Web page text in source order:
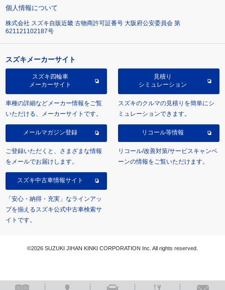
個人情報について
株式会社 スズキ自販近畿 古物商許可証番号 大阪府公安委員会 第
621121102187号
スズキメーカーサイト
スズキ四輪車
メーカーサイト
車種の詳細などメーカー情報をご覧
いただける、メーカーサイトです。
見積り
シミュレーション
スズキのクルマの見積りを簡単にシ
ミュレーションできます。
メールマガジン登録
ご登録いただくと、さまざまな情報
をメールでお届けします。
リコール等情報
リコール/改善対策/サービスキャンペ
ーンの情報をご覧いただけます。
スズキ中古車情報サイト
「安心・納得・充実」なラインアッ
プを揃えるスズキ公式中古車検索サ
イトです。
©2026 SUZUKI JIHAN KINKI CORPORATION Inc. All rights reserved.